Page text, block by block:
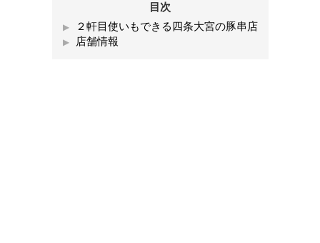
目次
２軒目使いもできる四条大宮の豚串店
店舗情報